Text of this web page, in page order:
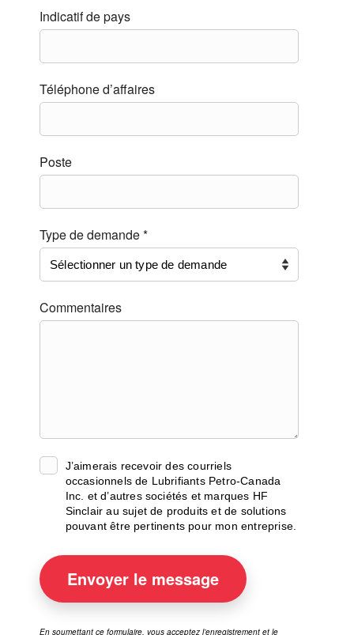
Indicatif de pays
Téléphone d’affaires
Poste
Type de demande *
Commentaires
J’aimerais recevoir des courriels
occasionnels de Lubrifiants Petro-Canada
Inc. et d’autres sociétés et marques HF
Sinclair au sujet de produits et de solutions
pouvant être pertinents pour mon entreprise.
Envoyer le message
En soumettant ce formulaire, vous acceptez l’enregistrement et le